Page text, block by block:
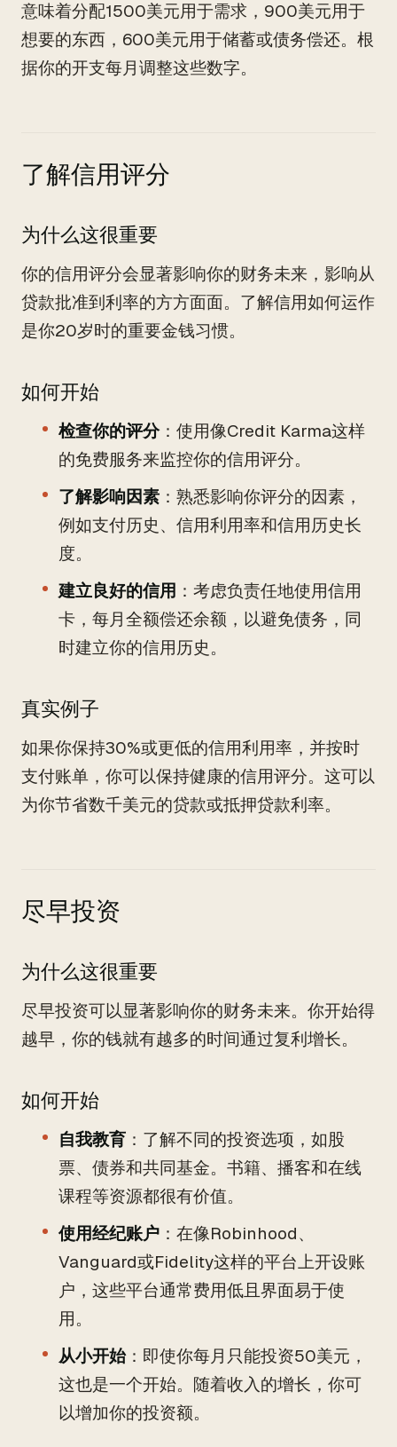
意味着分配1500美元用于需求，900美元用于
想要的东西，600美元用于储蓄或债务偿还。根
据你的开支每月调整这些数字。
了解信用评分
为什么这很重要
你的信用评分会显著影响你的财务未来，影响从
贷款批准到利率的方方面面。了解信用如何运作
是你20岁时的重要金钱习惯。
如何开始
检查你的评分：使用像Credit Karma这样
的免费服务来监控你的信用评分。
了解影响因素 ：熟悉影响你评分的因素，
例如支付历史、信用利用率和信用历史长
度。
建立良好的信用 ：考虑负责任地使用信用
卡，每月全额偿还余额，以避免债务，同
时建立你的信用历史。
真实例子
如果你保持30%或更低的信用利用率，并按时
支付账单，你可以保持健康的信用评分。这可以
为你节省数千美元的贷款或抵押贷款利率。
尽早投资
为什么这很重要
尽早投资可以显著影响你的财务未来。你开始得
越早，你的钱就有越多的时间通过复利增长。
如何开始
自我教育 ：了解不同的投资选项，如股
票、债券和共同基金。书籍、播客和在线
课程等资源都很有价值。
使用经纪账户 ：在像Robinhood、
Vanguard或Fidelity这样的平台上开设账
户，这些平台通常费用低且界面易于使
用。
从小开始：即使你每月只能投资50美元，
这也是一个开始。随着收入的增长，你可
以增加你的投资额。